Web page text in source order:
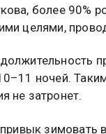
более 90%
целями,
ночей.
не затронет.
зимовать